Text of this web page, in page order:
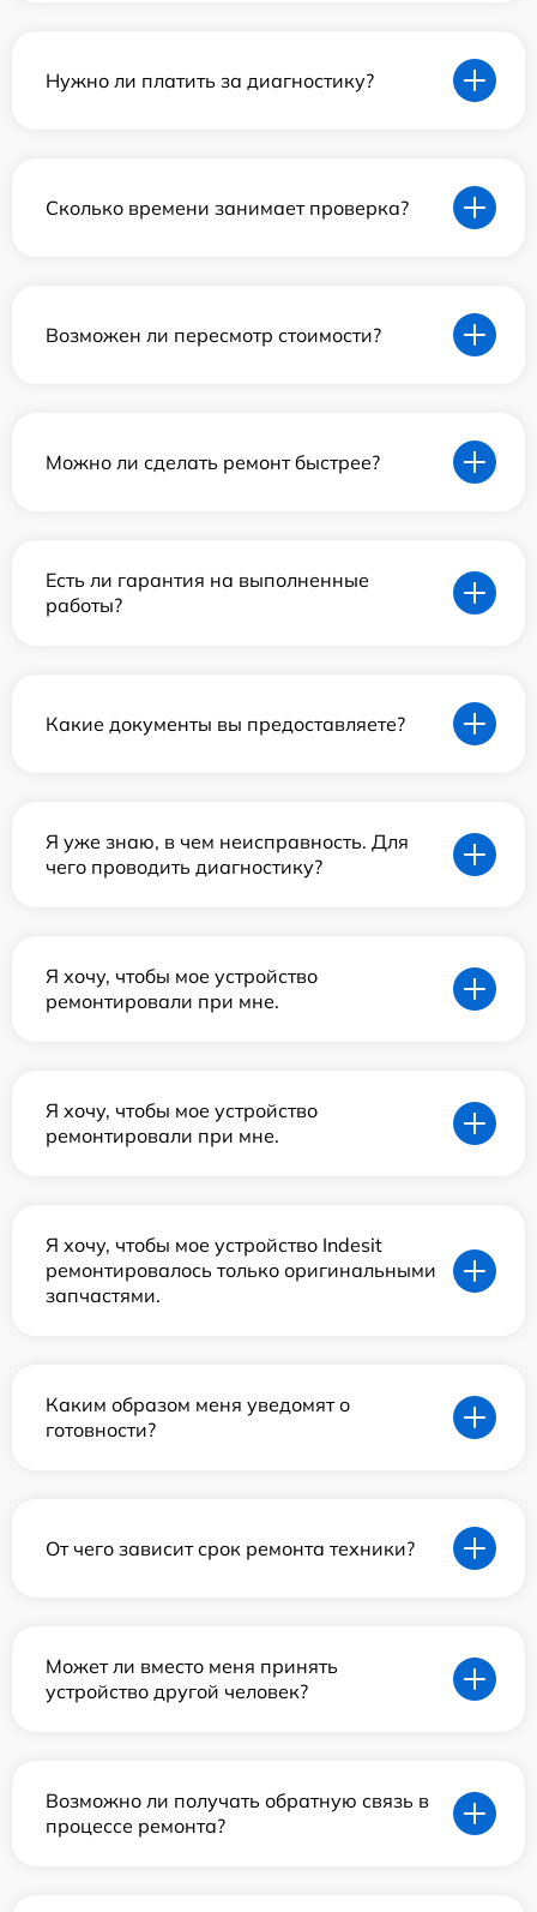
Нужно ли платить за диагностику?
Сколько времени занимает проверка?
Возможен ли пересмотр стоимости?
Можно ли сделать ремонт быстрее?
Есть ли гарантия на выполненные
работы?
Какие документы вы предоставляете?
Я уже знаю, в чем неисправность. Для
чего проводить диагностику?
Я хочу, чтобы мое устройство
ремонтировали при мне.
Я хочу, чтобы мое устройство
ремонтировали при мне.
Я хочу, чтобы мое устройство Indesit
ремонтировалось только оригинальными
запчастями.
Каким образом меня уведомят о
готовности?
От чего зависит срок ремонта техники?
Может ли вместо меня принять
устройство другой человек?
Возможно ли получать обратную связь в
процессе ремонта?